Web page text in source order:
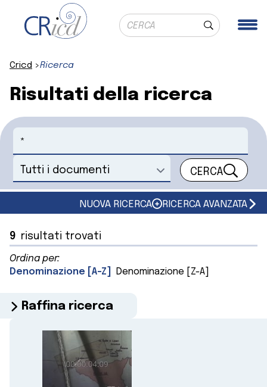
Ricerca globale
Cerca
Cricd Ricerca
Risultati della ricerca
Cerca
Seleziona un documento CERCA
NUOVA RICERCA RICERCA AVANZATA
9 risultati trovati
Ordina per:
Denominazione [A-Z]
Denominazione [Z-A]
Raffina ricerca